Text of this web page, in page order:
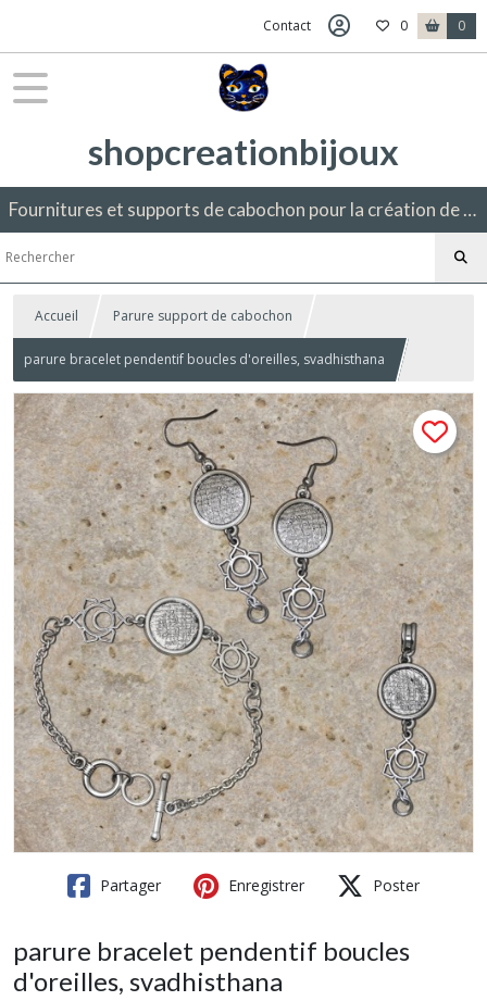
Contact 0 0
shopcreationbijoux
Fournitures et supports de cabochon pour la création de bijoux fantaisie.
Accueil Parure support de cabochon
parure bracelet pendentif boucles d'oreilles, svadhisthana
Partager Enregistrer Poster
parure bracelet pendentif boucles
d'oreilles, svadhisthana